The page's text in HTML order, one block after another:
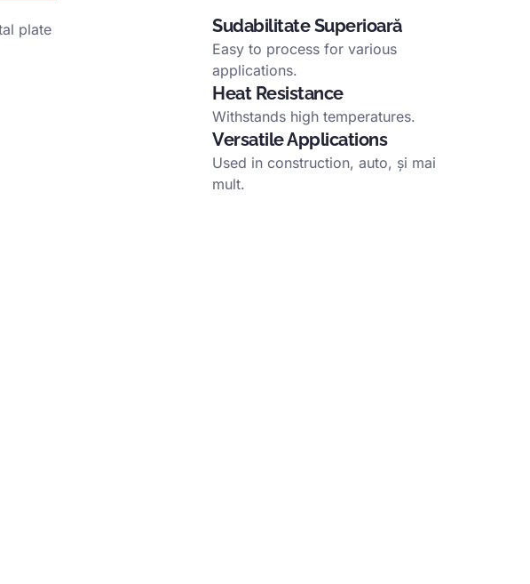
Sudabilitate Superioară
Easy to process for various
applications.
Heat Resistance
Withstands high temperatures.
Versatile Applications
Used in construction, auto, și mai
mult.